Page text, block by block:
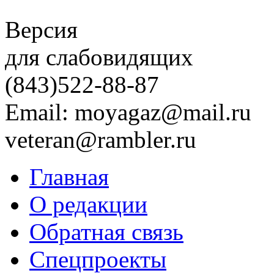
Версия
для слабовидящих
(843)522-88-87
Email: moyagaz@mail.ru
veteran@rambler.ru
Главная
О редакции
Обратная связь
Спецпроекты